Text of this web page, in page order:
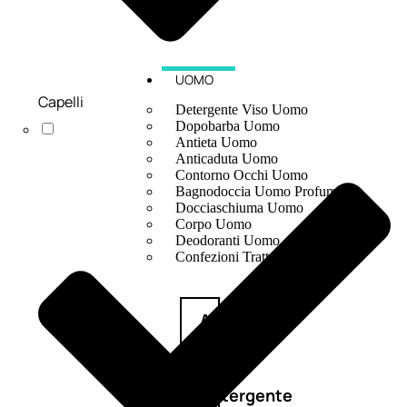
UOMO
Detergente Viso Uomo
Dopobarba Uomo
Antieta Uomo
Anticaduta Uomo
Contorno Occhi Uomo
Bagnodoccia Uomo Profumi
Docciaschiuma Uomo
Corpo Uomo
Deodoranti Uomo
Confezioni Trattamenti Uomo
Antietà
Detergente
Capelli